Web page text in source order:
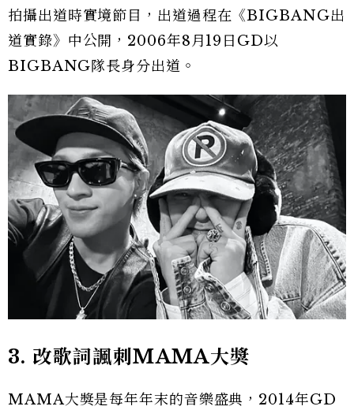
拍攝出道時實境節目，出道過程在《BIGBANG出
道實錄》中公開，2006年8月19日GD以
BIGBANG隊長身分出道。
3. 改歌詞諷刺MAMA大獎
MAMA大獎是每年年末的音樂盛典，2014年GD